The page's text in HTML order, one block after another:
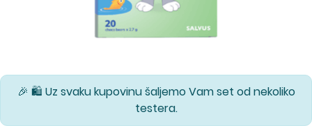
🎉 🛍️ Uz svaku kupovinu šaljemo Vam set od nekoliko
testera.